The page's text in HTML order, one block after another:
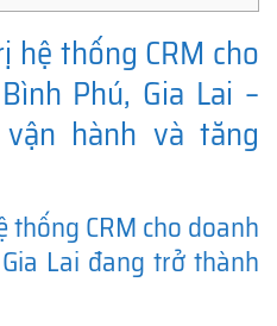
hệ thống CRM cho
Phú, Gia Lai –
hành và tăng
CRM cho doanh
Lai đang trở thành